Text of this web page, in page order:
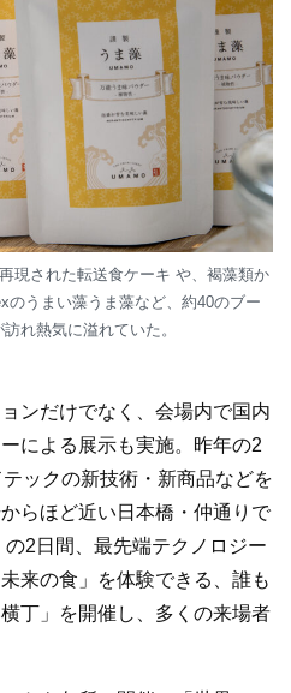
現された転送食ケーキ や、褐藻類か
のうまい藻うま藻など、約40のブー
れ熱気に溢れていた。
ンだけでなく、会場内で国内
による展示も実施。昨年の2
ックの新技術・新商品などを
らほど近い日本橋・仲通りで
2日間、最先端テクノロジー
来の食」を体験できる、誰も
丁」を開催し、多くの来場者